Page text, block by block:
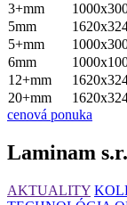
3+mm
5mm
5+mm
6mm
12+mm
20+mm
cenová ponuka
Laminam
AKTUALITY